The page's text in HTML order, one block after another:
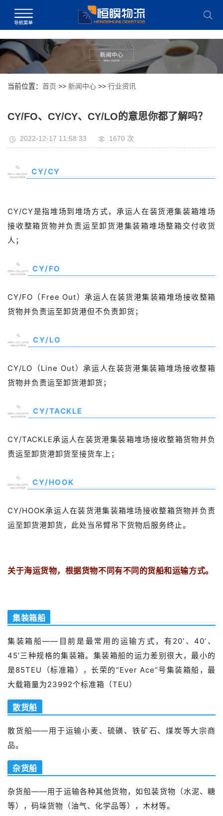
当前位置： 首页 >> 新闻中心 >> 行业资讯
CY/FO、CY/CY、CY/LO的意思你都了解吗？
2022-12-17 11:58:33 1670 次
01 CY/CY
CY/CY是指堆场到堆场方式，承运人在装货港集装箱堆场
接收整箱货物并负责运至卸货港集装箱堆场整箱交付收货
人；
02 CY/FO
CY/FO（Free Out）承运人在装货港集装箱堆场接收整箱
货物并负责运至卸货港但不负责卸货；
03 CY/LO
CY/LO（Line Out）承运人在装货港集装箱堆场接收整箱
货物并负责运至卸货港卸货；
04 CY/TACKLE
CY/TACKLE承运人在装货港集装箱堆场接收整箱货物并负
责运至卸货港卸货至接货车上 ；
05 CY/HOOK
CY/HOOK承运人在装货港集装箱堆场接收整箱货物并负责
运至卸货港卸货，此处当吊臂吊下货物后服务终止。
关于海运货物，根据货物不同有不同的货船和运输方式。
集装箱船
集装箱船——目前是最常用的运输方式，有20’、40’、
45’三种规格的集装箱。集装箱船的运力差别很大，最小的
是85TEU（标准箱），长荣的“Ever Ace”号集装箱船，最
大载箱量为23992个标准箱（TEU）
散货船
散货船——用于运输小麦、硫磺、铁矿石、煤炭等大宗商
品。
杂货船
杂货船——用于运输各种其他货物，如包装货物（水泥、糖
等），码垛货物（油气、化学品等），木材等。